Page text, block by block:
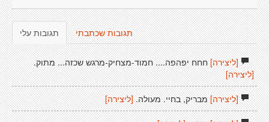
תגובות עלי תגובות שכתבתי
[ליצירה]חחח יפהפה.... חמוד-מצחיק-מרגש שכזה... מתוק.
[ליצירה]
[ליצירה]מבריק, בחיי. מעולה. [ליצירה]